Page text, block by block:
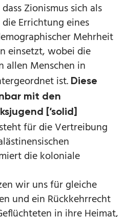
Zionismus sich als
Errichtung eines
Mehrheit
einsetzt, wobei die
allen Menschen in
ist. Diese
mit den
[‘solid]
für die Vertreibung
die koloniale
wir uns für gleiche
und ein Rückkehrrecht